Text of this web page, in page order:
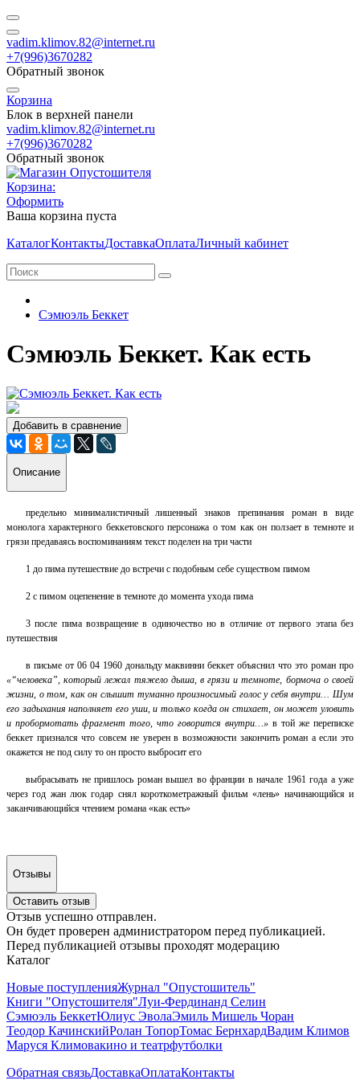
vadim.klimov.82@internet.ru
+7(996)3670282
Обратный звонок
Корзина
Блок в верхней панели
vadim.klimov.82@internet.ru
+7(996)3670282
Обратный звонок
Корзина:
Оформить
Ваша корзина пуста
КаталогКонтактыДоставкаОплатаЛичный кабинет
Сэмюэль Беккет
Сэмюэль Беккет. Как есть
Добавить в сравнение
Описание
предельно минималистичный лишенный знаков препинания роман в виде
монолога характерного беккетовского персонажа о том как он ползает в темноте и
грязи предаваясь воспоминаниям текст поделен на три части
1 до пима путешествие до встречи с подобным себе существом пимом
2 с пимом оцепенение в темноте до момента ухода пима
3 после пима возвращение в одиночество но в отличие от первого этапа без
путешествия
в письме от 06 04 1960 дональду маквинни беккет объяснил что это роман про
«“человека”, который лежал тяжело дыша, в грязи и темноте, бормоча о своей
жизни, о том, как он слышит туманно произносимый голос у себя внутри… Шум
его задыхания наполняет его уши, и только когда он стихает, он может уловить
и пробормотать фрагмент того, что говорится внутри…» в той же переписке
беккет признался что совсем не уверен в возможности закончить роман а если это
окажется не под силу то он просто выбросит его
выбрасывать не пришлось роман вышел во франции в начале 1961 года а уже
через год жан люк годар снял короткометражный фильм «лень» начинающийся и
заканчивающийся чтением романа «как есть»
Отзывы
Оставить отзыв
Отзыв успешно отправлен.
Он будет проверен администратором перед публикацией.
Перед публикацией отзывы проходят модерацию
Каталог
Новые поступленияЖурнал "Опустошитель"
Книги "Опустошителя"Луи-Фердинанд Селин
Сэмюэль БеккетЮлиус ЭволаЭмиль Мишель Чоран
Теодор КачинскийРолан ТопорТомас БернхардВадим Климов
Маруся Климовакино и театрфутболки
Обратная связьДоставкаОплатаКонтакты